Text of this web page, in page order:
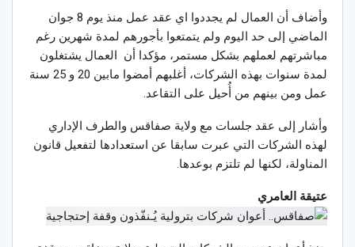
وأضاف أن العمال لم يجددوا اي عقد عمل منذ يوم 8 جوان
الماضي إلى حد اليوم ولم يتمتعوا بأجورهم لمدة شهرين رغم
مباشرتهم لعملهم بشكل مستمر، مؤكدا أن العمال يشتغلون
لمدة سنوات بهذه الشركات، أغلبهم أمضوا مابين 20 و 25 سنة
عمل ومن بينهم من أُحيل على التقاعد.
وأشار إلى عقد جلسات مع ولاية صفاقس والطرف الإداري
لهذه الشركات التي عبرت سابقا عن استعدادها لتفعيل قانون
المناولة، لكنها لم تلتزم بوعدها.
عتيقة العامري